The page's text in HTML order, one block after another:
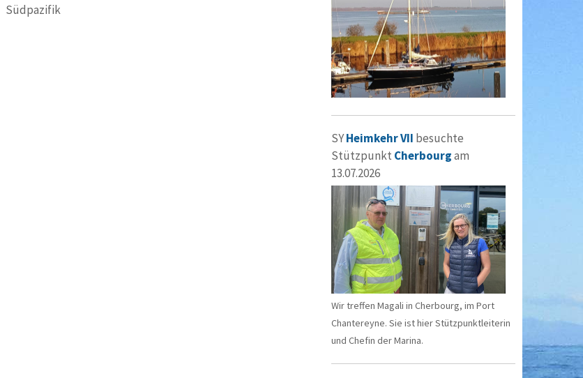
Südpazifik
SYHeimkehr VII besuchte
Stützpunkt Cherbourgam
13.07.2026
Wir treffen Magali in Cherbourg, im Port
Chantereyne. Sie ist hier Stützpunktleiterin
und Chefin der Marina.